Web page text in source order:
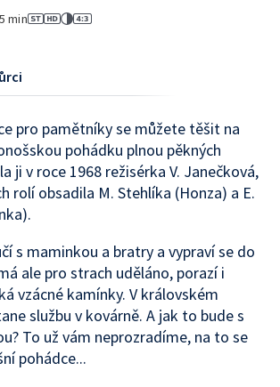
min
pro pamětníky se můžete těšit na
pohádku plnou pěkných
ji v roce 1968 režisérka V. Janečková,
rolí obsadila M. Stehlíka (Honza) a E.
s maminkou a bratry a vypraví se do
ale pro strach uděláno, porazí i
vzácné kamínky. V královském
službu v kovárně. A jak to bude s
To už vám neprozradíme, na to se
pohádce...